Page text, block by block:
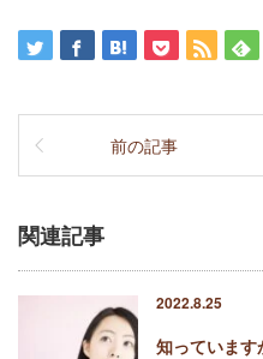
前の記事
関連記事
2022.8.25
知っていま